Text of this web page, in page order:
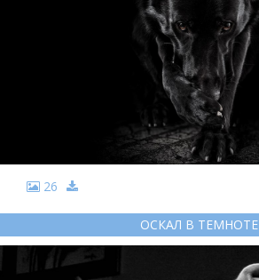
26
ОСКАЛ В ТЕМНОТЕ